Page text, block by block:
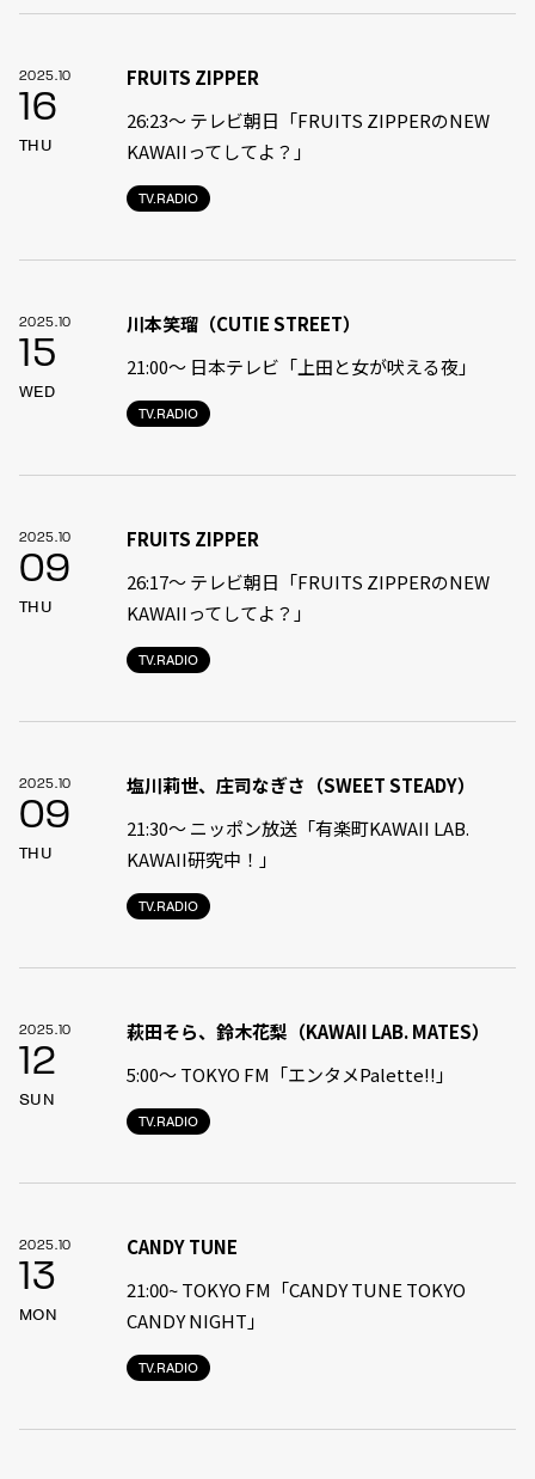
2025.10
16
THU
TV.RADIO
FRUITS ZIPPER
26:23～ テレビ朝日「FRUITS ZIPPERのNEW
KAWAIIってしてよ？」
2025.10
15
WED
TV.RADIO
川本笑瑠（CUTIE STREET）
21:00〜 日本テレビ「上田と女が吠える夜」
2025.10
09
THU
TV.RADIO
FRUITS ZIPPER
26:17～ テレビ朝日「FRUITS ZIPPERのNEW
KAWAIIってしてよ？」
2025.10
09
THU
TV.RADIO
塩川莉世、庄司なぎさ（SWEET STEADY）
21:30〜 ニッポン放送「有楽町KAWAII LAB.
KAWAII研究中！」
2025.10
12
SUN
TV.RADIO
萩田そら、鈴木花梨（KAWAII LAB. MATES）
5:00〜 TOKYO FM「エンタメPalette!!」
2025.10
13
MON
TV.RADIO
CANDY TUNE
21:00~ TOKYO FM「CANDY TUNE TOKYO
CANDY NIGHT」